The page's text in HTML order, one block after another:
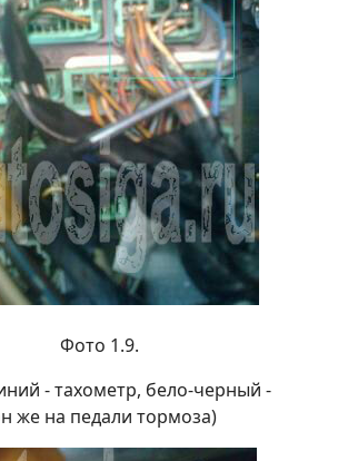
Фото 1.9.
- тахометр, бело-черный -
же на педали тормоза)